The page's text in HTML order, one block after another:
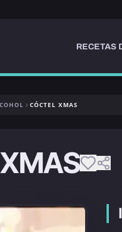
RECETAS
CÓCTEL XMAS